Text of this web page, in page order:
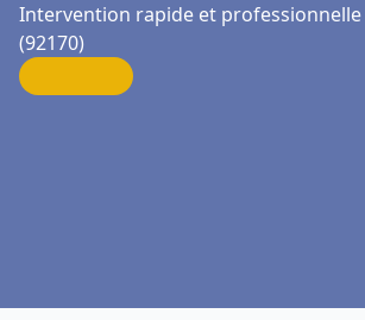
Intervention rapide et professionnelle
(92170)